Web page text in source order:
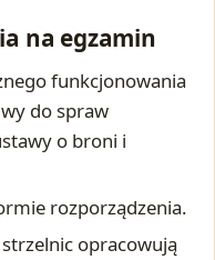
na egzamin
funkcjonowania
do spraw
o broni i
rozporządzenia.
opracowują